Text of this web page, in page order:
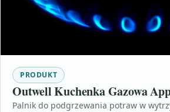
PRODUKT
Outwell Kuchenka Gazowa
Palnik do podgrzewania potraw w